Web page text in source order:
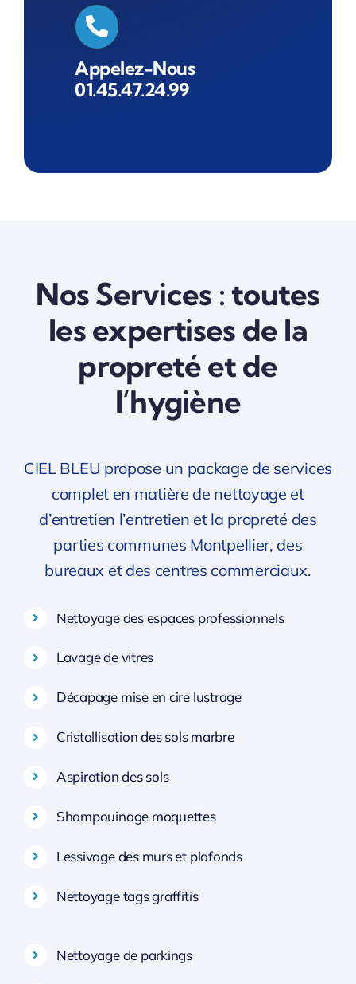
Appelez-Nous
01.45.47.24.99
Nos Services : toutes
les expertises de la
propreté et de
l’hygiène
CIEL BLEU propose un package de services
complet en matière de nettoyage et
d’entretien l’entretien et la propreté des
parties communes Montpellier, des
bureaux et des centres commerciaux.
Nettoyage des espaces professionnels
Lavage de vitres
Décapage mise en cire lustrage
Cristallisation des sols marbre
Aspiration des sols
Shampouinage moquettes
Lessivage des murs et plafonds
Nettoyage tags graffitis
Nettoyage de parkings